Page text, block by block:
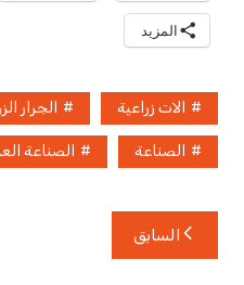
المزيد
الات زراعية الجرار
الصناعة الصناعة
تصفّح
المقالات
السابق